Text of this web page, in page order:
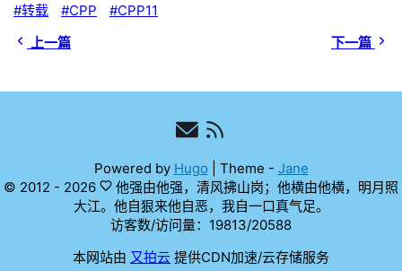
转载 CPP
CPP11
上一篇
下一篇
Powered by Hugo Theme - Jane
© 2012 - 2026
他强由他强，清风拂山岗；他横由他横，明月照
大江。他自狠来他自恶，我自一口真气足。
访客数/访问量： 19813/20588
本网站由 又拍云 提供CDN加速/云存储服务